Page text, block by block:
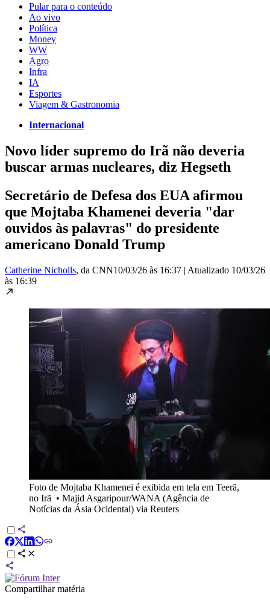
Pular para o conteúdo
Ao vivo
Política
Money
WW
Agro
Infra
IA
Esportes
Viagem & Gastronomia
Internacional
Novo líder supremo do Irã não deveria
buscar armas nucleares, diz Hegseth
Secretário de Defesa dos EUA afirmou
que Mojtaba Khamenei deveria "dar
ouvidos às palavras" do presidente
americano Donald Trump
Catherine Nicholls, da CNN10/03/26 às 16:37 | Atualizado 10/03/26
às 16:39
Foto de Mojtaba Khamenei é exibida em tela em Teerã,
no Irã • Majid Asgaripour/WANA (Agência de
Notícias da Ásia Ocidental) via Reuters
Compartilhar matéria